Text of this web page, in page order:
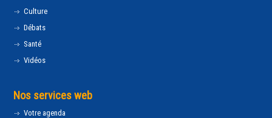
Culture
Débats
Santé
Vidéos
Nos services web
Votre agenda